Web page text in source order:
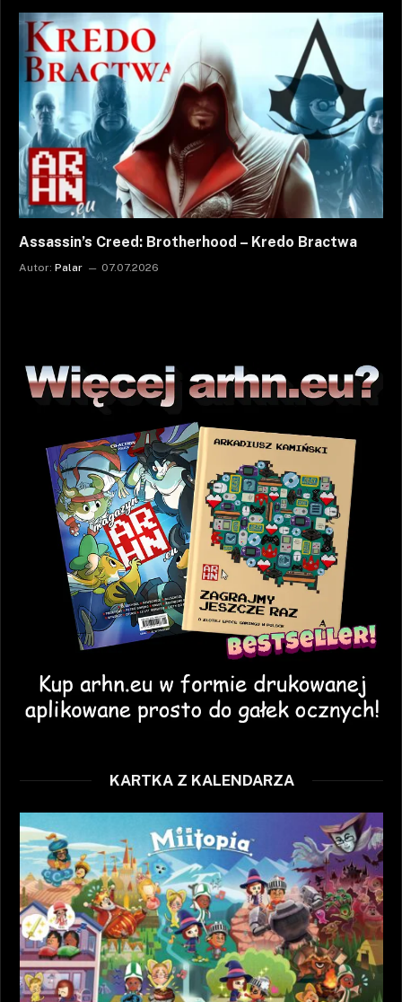
Assassin’s Creed: Brotherhood – Kredo Bractwa
Autor: Palar 07.07.2026
KARTKA Z KALENDARZA